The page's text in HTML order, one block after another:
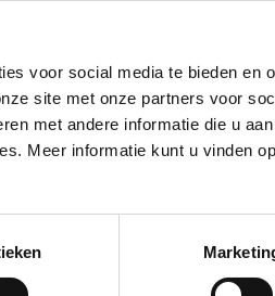
voor social media te bieden en
site met onze partners voor
met andere informatie die u
Meer informatie kunt u vinden